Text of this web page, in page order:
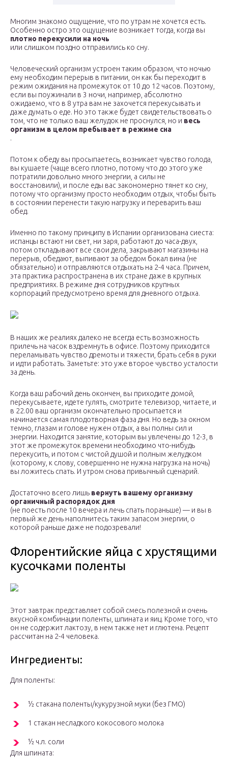
Многим знакомо ощущение, что по утрам не хочется есть.
Особенно остро это ощущение возникает тогда, когда вы
плотно перекусили на ночь
или слишком поздно отправились ко сну.
Человеческий организм устроен таким образом, что ночью
ему необходим перерыв в питании, он как бы переходит в
режим ожидания на промежуток от 10 до 12 часов. Поэтому,
если вы поужинали в 3 ночи, например, абсолютно
ожидаемо, что в 8 утра вам не захочется перекусывать и
даже думать о еде. Но это также будет свидетельствовать о
том, что не только ваш желудок не проснулся, но и весь
организм в целом пребывает в режиме сна
.
Потом к обеду вы просыпаетесь, возникает чувство голода,
вы кушаете (чаще всего плотно, потому что до этого уже
потратили довольно много энергии, а силы не
восстановили), и после еды вас закономерно тянет ко сну,
потому что организму просто необходим отдых, чтобы быть
в состоянии перенести такую нагрузку и переварить ваш
обед.
Именно по такому принципу в Испании организована сиеста:
испанцы встают ни свет, ни заря, работают до часа-двух,
потом откладывают все свои дела, закрывают магазины на
перерыв, обедают, выпивают за обедом бокал вина (не
обязательно) и отправляются отдыхать на 2-4 часа. Причем,
эта практика распространена в их стране даже в крупных
предприятиях. В режиме дня сотрудников крупных
корпораций предусмотрено время для дневного отдыха.
В наших же реалиях далеко не всегда есть возможность
прилечь на часок вздремнуть в офисе. Поэтому приходится
переламывать чувство дремоты и тяжести, брать себя в руки
и идти работать. Заметьте: это уже второе чувство усталости
за день.
Когда ваш рабочий день окончен, вы приходите домой,
перекусываете, идете гулять, смотрите телевизор, читаете, и
в 22.00 ваш организм окончательно просыпается и
начинается самая плодотворная фаза дня. Но ведь за окном
темно, глазам и голове нужен отдых, а вы полны сил и
энергии. Находится занятие, которым вы увлечены до 12-3, в
этот же промежуток времени необходимо что-нибудь
перекусить, и потом с чистой душой и полным желудком
(которому, к слову, совершенно не нужна нагрузка на ночь)
вы ложитесь спать. И утром снова привычный сценарий.
Достаточно всего лишь вернуть вашему организму
органичный распорядок дня
(не поесть после 10 вечера и лечь спать пораньше) — и вы в
первый же день наполнитесь таким запасом энергии, о
которой раньше даже не подозревали!
Флорентийские яйца с хрустящими
кусочками поленты
Этот завтрак представляет собой смесь полезной и очень
вкусной комбинации поленты, шпината и яиц. Кроме того, что
он не содержит лактозу, в нем также нет и глютена. Рецепт
рассчитан на 2-4 человека.
Ингредиенты:
Для поленты:
½ стакана поленты/кукурузной муки (без ГМО)
1 стакан несладкого кокосового молока
½ ч.л. соли
Для шпината: